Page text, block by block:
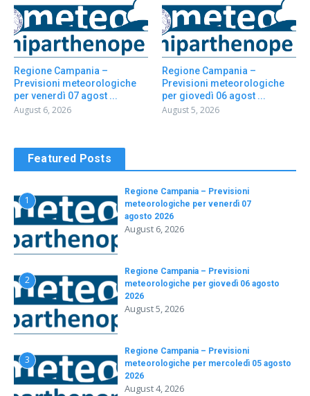
Regione Campania –
Previsioni meteorologiche
per venerdì 07 agost ...
August 6, 2026
Regione Campania –
Previsioni meteorologiche
per giovedì 06 agost ...
August 5, 2026
Featured Posts
1
Regione Campania – Previsioni
meteorologiche per venerdì 07
agosto 2026
August 6, 2026
2
Regione Campania – Previsioni
meteorologiche per giovedì 06 agosto
2026
August 5, 2026
3
Regione Campania – Previsioni
meteorologiche per mercoledì 05 agosto
2026
August 4, 2026